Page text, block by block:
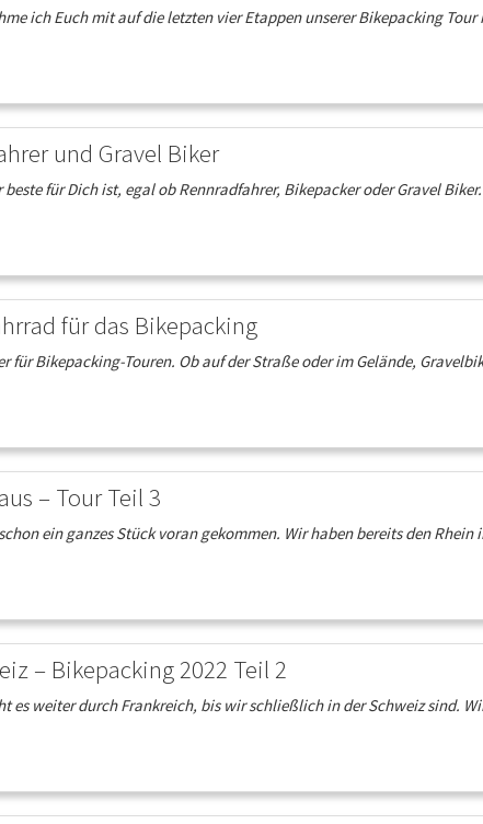
ich Euch mit auf die letzten vier Etappen unserer Bikepacking
und Gravel Biker
für Dich ist, egal ob Rennradfahrer, Bikepacker oder Gravel
für das Bikepacking
für Bikepacking-Touren. Ob auf der Straße oder im Gelände,
– Tour Teil 3
ein ganzes Stück voran gekommen. Wir haben bereits den
– Bikepacking 2022 Teil 2
es weiter durch Frankreich, bis wir schließlich in der Schweiz sind.